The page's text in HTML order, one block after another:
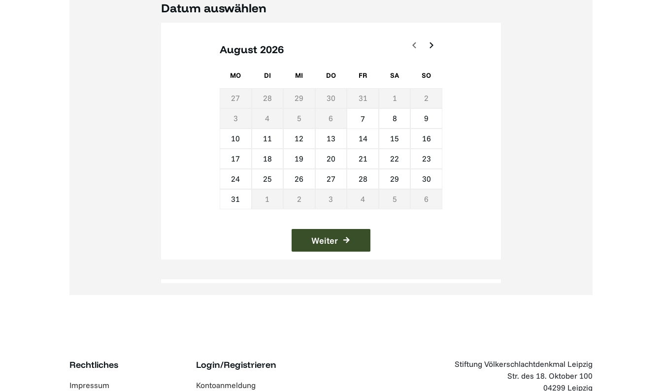
Datum auswählen
August
MO DI MI DO FR SA SO
27 28 29 30 31 1 2
3 4 5 6 7 8 9
10 11 12 13 14 15 16
17 18 19 20 21 22 23
24 25 26 27 28 29 30
31 1 2 3 4 5 6
Weiter
Rechtliches
Impressum
Login/Registrieren
Kontoanmeldung
Stiftung Völkerschlachtdenkmal Leipzig
Str. des 18. Oktober 100
04299 Leipzig